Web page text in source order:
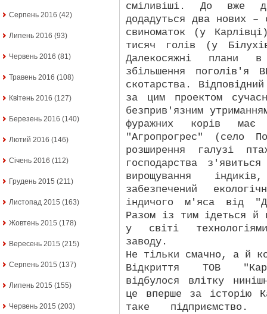
Серпень 2016 (42)
Липень 2016 (93)
Червень 2016 (81)
Травень 2016 (108)
Квітень 2016 (127)
Березень 2016 (140)
Лютий 2016 (146)
Січень 2016 (112)
Грудень 2015 (211)
Листопад 2015 (163)
Жовтень 2015 (178)
Вересень 2015 (215)
Серпень 2015 (137)
Липень 2015 (155)
Червень 2015 (203)
сміливіші. До вже
додадуться два нових –
свиноматок (у
тисяч голів (у
Далекосяжні плани
збільшення поголів'я
скотарства.
за цим проектом
безприв'язним
фуражних корів має
"Агропрогрес" (село
розширення галузі
господарства
вирощування
забезпечений
індичого м'яса від
Разом із тим ідеться й
у світі
заводу.
Не тільки смачно, а й
Відкриття ТОВ
відбулося влітку
це вперше за історію
таке